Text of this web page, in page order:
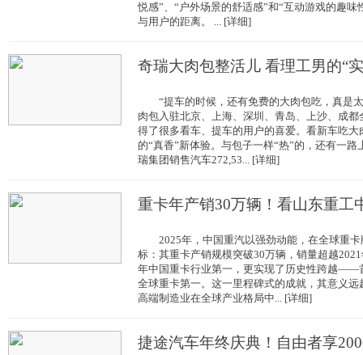
悦感”、“户外场景的舒适感”和“互动游戏的趣
与用户的距离。 ... [详细]
奇瑞大肉包整活儿 看理工男的“
“提车的时候，还有免费的大肉包吃，真
肉包入驻北京、上海、深圳、青岛、上沙、成
得了很多看车、提车的用户的喜爱。看新车吃
的“真香”新体验。与包子一样“热”的，还有一
瑞集团销售汽车272,53... [详细]
重卡年产销30万辆！看山东重工
2025年，中国重汽以强劲动能，在全球重卡
标：其重卡产销规模突破30万辆，销量超越
年中国重卡行业第一，更实现了历史性跨越——
全球重卡第一。这一里程碑式的成就，其意义
高端制造业在全球产业格局中... [详细]
捷途汽车年终庆典！自由者享